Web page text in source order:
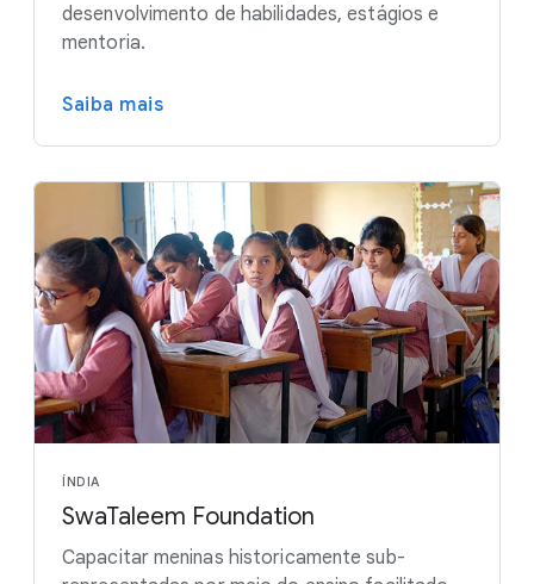
desenvolvimento de habilidades, estágios e
mentoria.
Saiba mais
ÍNDIA
SwaTaleem Foundation
Capacitar meninas historicamente sub-